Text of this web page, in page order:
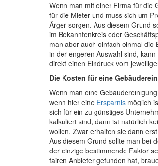
Wenn man mit einer Firma für die
für die Mieter und muss sich um
Ärger sorgen. Aus diesem Grund
im Bekanntenkreis oder
man aber auch einfach einmal die
in der engeren Auswahl sind,
direkt einen Eindruck vom
Die Kosten für eine
Wenn man eine
wenn hier eine Ersparnis möglich
sich für ein zu günstiges
kalkuliert sind, dann ist natürlich
wollen. Zwar erhalten sie dann
Aus diesem Grund sollte man bei
der einzige bestimmende Faktor
fairen Anbieter gefunden hat,